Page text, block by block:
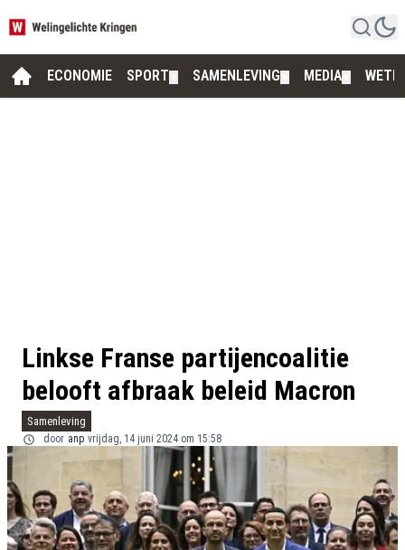
ECONOMIE SPORT SAMENLEVING MEDIA
Linkse Franse partijencoalitie
belooft afbraak beleid Macron
Samenleving
door anp vrijdag, 14 juni 2024 om 15:58